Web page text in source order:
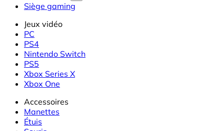
Siège gaming
Jeux vidéo
PC
PS4
Nintendo Switch
PS5
Xbox Series X
Xbox One
Accessoires
Manettes
Étuis